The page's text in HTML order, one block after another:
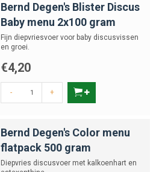
Bernd Degen's Blister Discus
Baby menu 2x100 gram
Fijn diepvriesvoer voor baby discusvissen
en groei.
€4,20
- +
Bernd Degen's Color menu
flatpack 500 gram
Diepvries discusvoer met kalkoenhart en